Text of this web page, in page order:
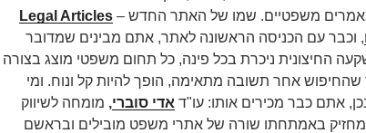
משפטיים. שמו של האתר החדש – Legal Articles
, וכבר עם הכניסה הראשונה לאתר, אתם מבינים שמדובר
החיצונית ניכרת בכל פינה, כל תחום משפטי מוצג בצורה
שהחיפוש אחר תשובה מתאימה, הופך להיות קל ונוח. ומי
אתם כבר מכירים אותו: עו"ד אדי סוברי, מומחה לשיווק
שמחזיק באמתחתו שורה של אתרי משפט מובילים ובראשם